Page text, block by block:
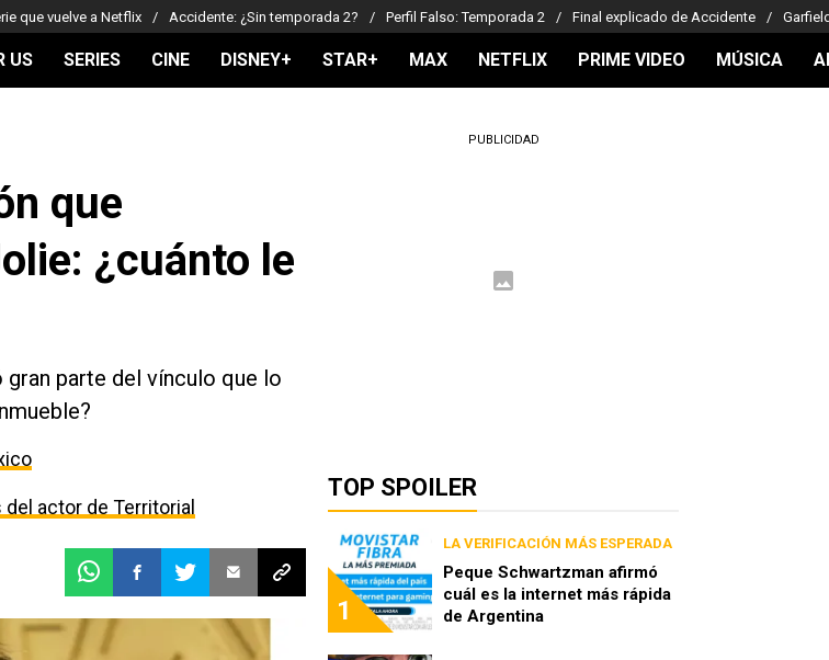
que vuelve a Netflix Accidente: ¿Sin temporada 2? Perfil Falso: Temporada 2 Final explicado de Accidente
US SERIES CINE DISNEY+ STAR+ MAX NETFLIX PRIME VIDEO MÚSICA
que
¿cuánto le
parte del vínculo que lo
actor de Territorial
PUBLICIDAD
TOP SPOILER
1
LA VERIFICACIÓN MÁS ESPERADA
Peque Schwartzman afirmó
cuál es la internet más rápida
de Argentina